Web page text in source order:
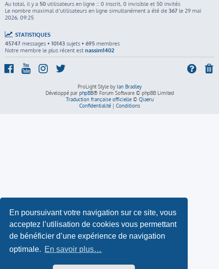
En poursuivant votre navigation sur ce site, vous
acceptez l’utilisation de cookies vous permettant
de bénéficier d’une expérience de navigation
optimale. En savoir plus…
Au total, il y a 50 utilisateurs en ligne :: 0 inscrit, 0 invisible et 50 invités
Le nombre maximal d’utilisateurs en ligne simultanément a été de 367 le 29 mai
2026, 09:25
STATISTIQUES
45747 messages • 10143 sujets • 695 membres
Notre membre le plus récent est nassim1402
ProLight Style by Ian Bradley
Développé par phpBB® Forum Software © phpBB Limited
Traduction française officielle© Qiaeru
Confidentialité| Conditions